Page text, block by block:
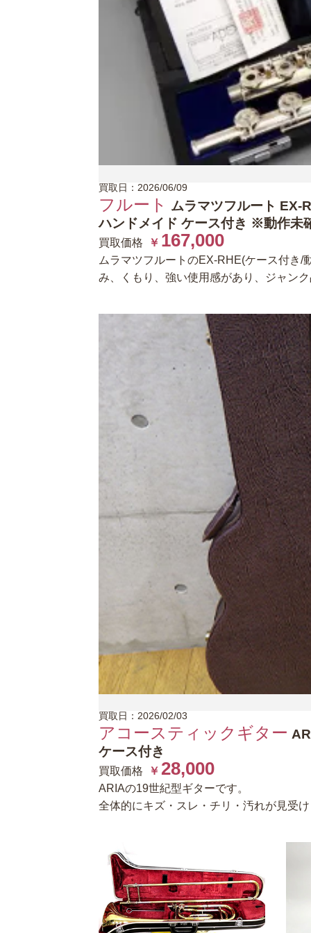
買取日：2026/06/09
フルート
ムラマツフルート EX-
ハンドメイド ケース付き ※動作未
買取価格 ￥ 167,000
ムラマツフルートのEX-RHE(ケース付き/
み、くもり、強い使用感があり、ジャン
買取日：2026/02/03
アコースティックギター
ケース付き
買取価格 ￥ 28,000
ARIAの19世紀型ギターです。
全体的にキズ・スレ・チリ・汚れが見受